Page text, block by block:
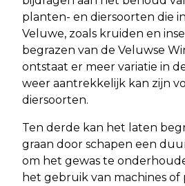
planten- en diersoorten die
Veluwe, zoals kruiden en
begrazen van de Veluwse
ontstaat er meer variatie in
weer aantrekkelijk kan zijn
diersoorten.
Ten derde kan het laten
graan door schapen een
om het gewas te
het gebruik van machines of